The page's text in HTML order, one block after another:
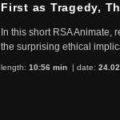
First as Tragedy,
In this short RSA
the surprising ethical
length: 10:56 min | date: